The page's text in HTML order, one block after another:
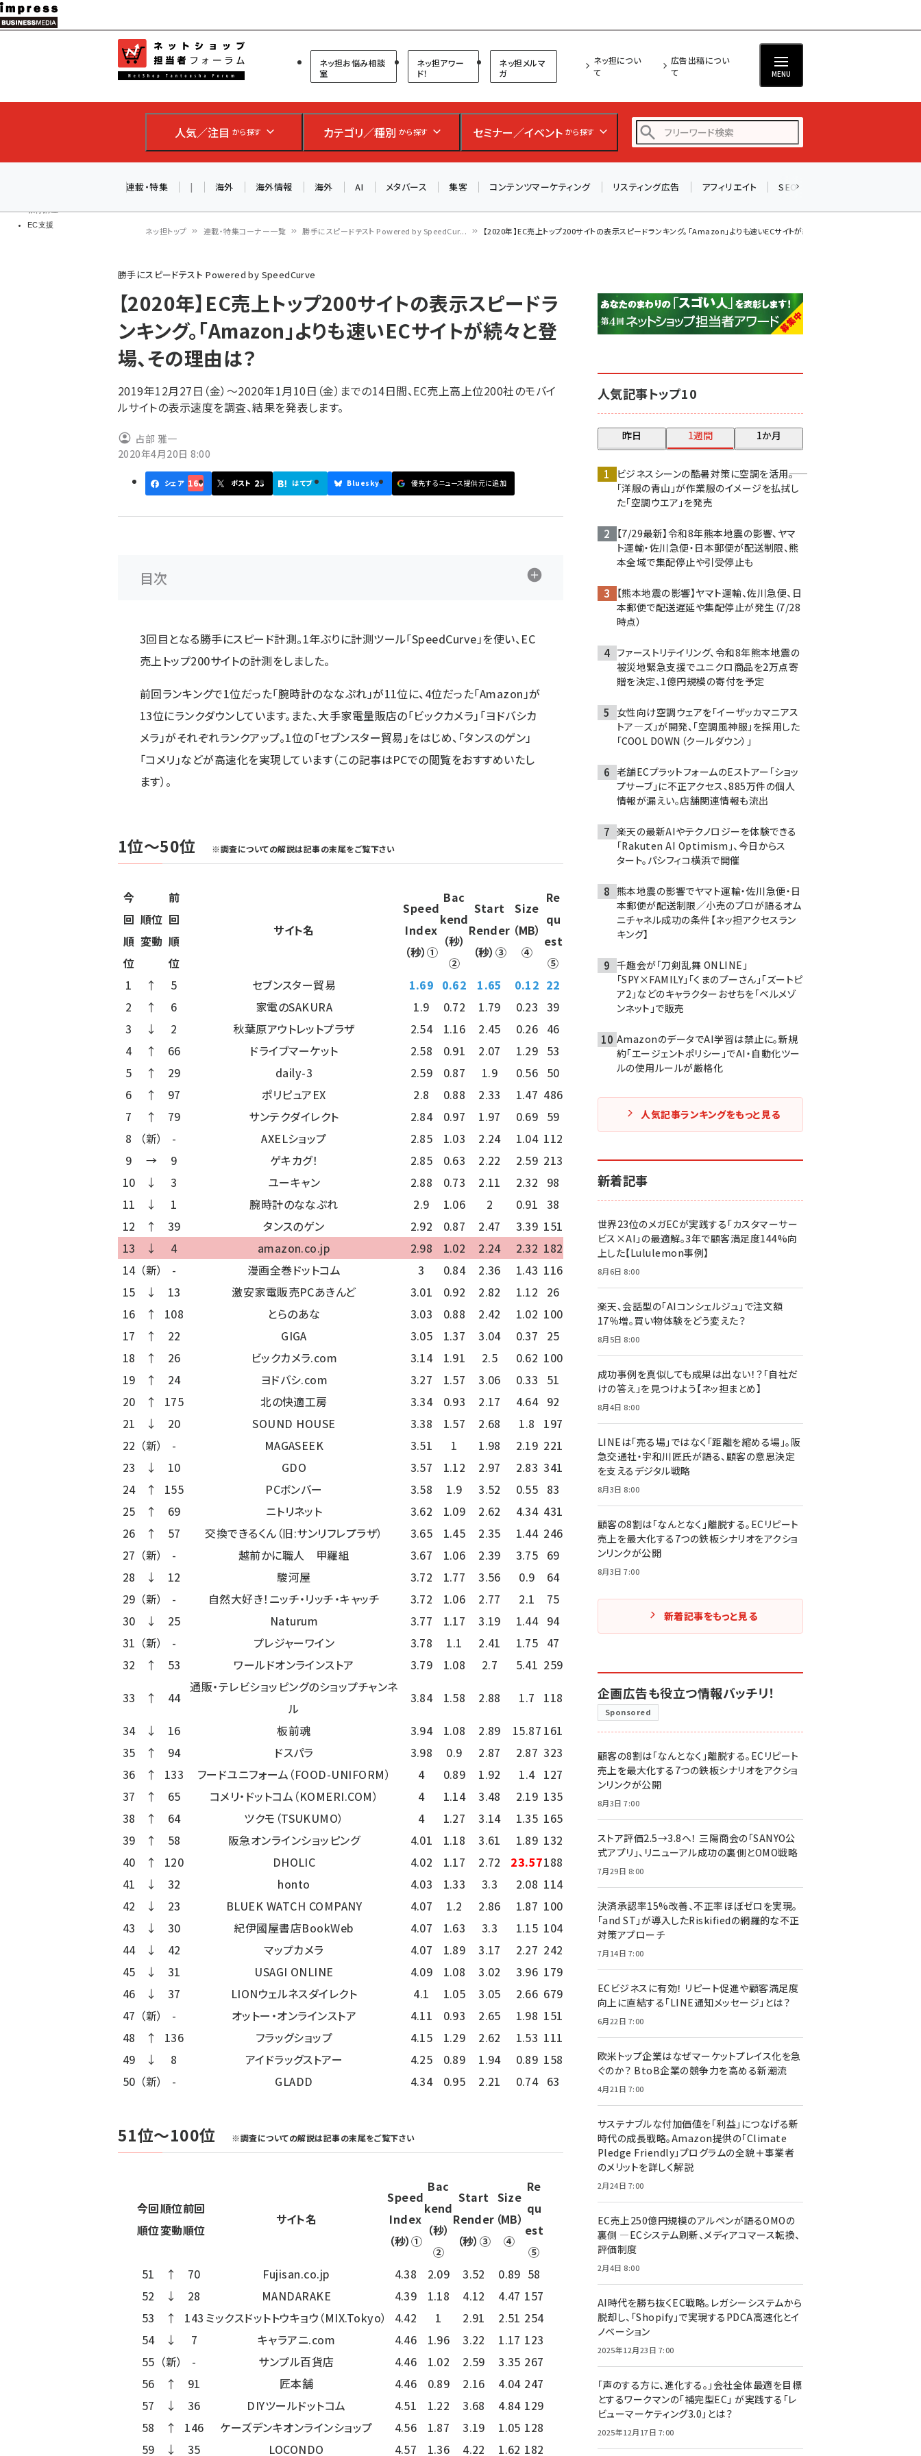
メ
イ
ン
ツ
移
教育講座
EC支援
ネットショップ担当者フォーラム
ネッ担お悩み相談
室
ネッ担アワー
ド！
ネッ担メルマ
ガ
ネッ担につい
て
広告出稿につい
て
MENU
人気／注目 から探す カテゴリ／種別 から探す セミナー／イベント から探す
アスクル (1118)
base (1071)
連載・特集 | 海外 海外情報 海外 AI メタバース 集客 コンテンツマーケティング リスティング広告 アフィリエイト SEO
ン
く
ず
ネッ担トップ 連載・特集コーナー一覧 勝手にスピードテスト Powered by SpeedCur... 【2020年】EC売上トップ200サイトの表示スピードランキング。「Amazon」よりも速いECサイトが続々と登場、その...
勝手にスピードテスト Powered by SpeedCurve
【2020年】EC売上トップ200サイトの表示スピードラ
ンキング。「Amazon」よりも速いECサイトが続々と登
場、その理由は？
2019年12月27日（金）～2020年1月10日（金）までの14日間、EC売上高上位200社のモバイ
ルサイトの表示速度を調査、結果を発表します。
占部 雅一
2020年4月20日 8:00
シェア 166 ポスト 23 はてブ Bluesky 優先するニュース提供元に追加
目次
3回目となる勝手にスピード計測。1年ぶりに計測ツール「SpeedCurve」を使い、EC
売上トップ200サイトの計測をしました。
前回ランキングで1位だった「腕時計のななぷれ」が11位に、4位だった「Amazon」が
13位にランクダウンしています。また、大手家電量販店の「ビックカメラ」「ヨドバシカ
メラ」がそれぞれランクアップ。1位の「セブンスター貿易」をはじめ、「タンスのゲン」
「コメリ」などが高速化を実現しています（この記事はPCでの閲覧をおすすめいたし
ます）。
1位～50位 ※調査についての解説は記事の末尾をご覧下さい
今
回
順
位
順位
変動
前
回
順
位
サイト名
Speed
Index
（秒）①
Bac
kend
（秒）
②
Start
Render
（秒）③
Size
（MB）
④
Re
qu
est
⑤
1
↑ 5 セブンスター貿易 1.69 0.62 1.65 0.12 22
2
↑ 6 家電のSAKURA 1.9 0.72 1.79 0.23 39
3
↓ 2 秋葉原アウトレットプラザ 2.54 1.16 2.45 0.26 46
4
↑ 66 ドライブマーケット 2.58 0.91 2.07 1.29 53
5
↑ 29 daily-3 2.59 0.87 1.9 0.56 50
6
↑ 97 ポリピュアEX 2.8 0.88 2.33 1.47 486
7
↑ 79 サンテクダイレクト 2.84 0.97 1.97 0.69 59
8
（新） - AXELショップ 2.85 1.03 2.24 1.04 112
9
→ 9 ゲキカグ！ 2.85 0.63 2.22 2.59 213
10
↓ 3 ユーキャン 2.88 0.73 2.11 2.32
98
11
↓ 1 腕時計のななぷれ 2.9 1.06 2 0.91 38
12
↑ 39 タンスのゲン 2.92 0.87 2.47 3.39 151
13
↓ 4 amazon.co.jp 2.98 1.02 2.24 2.32 182
14 （新） - 漫画全巻ドットコム 3 0.84 2.36 1.43 116
15
↓ 13 激安家電販売PCあきんど 3.01 0.92 2.82 1.12
26
16
↑ 108 とらのあな 3.03 0.88 2.42 1.02 100
17
↑ 22 GIGA 3.05 1.37 3.04 0.37
25
18
↑ 26 ビックカメラ.com 3.14 1.91 2.5 0.62 100
19
↑ 24 ヨドバシ.com 3.27 1.57 3.06 0.33
51
20
↑ 175 北の快適工房 3.34 0.93 2.17 4.64 92
21
↓ 20 SOUND HOUSE 3.38 1.57 2.68 1.8
197
22 （新） - MAGASEEK 3.51 1 1.98 2.19 221
23
↓ 10 GDO 3.57 1.12 2.97 2.83 341
24
↑ 155 PCボンバー 3.58 1.9 3.52 0.55 83
25
↑ 69 ニトリネット 3.62 1.09 2.62 4.34 431
26
↑ 57 交換できるくん（旧:サンリフレプラザ） 3.65 1.45 2.35 1.44 246
27 （新） - 越前かに職人 甲羅組 3.67 1.06 2.39 3.75 69
28
↓ 12 駿河屋 3.72 1.77 3.56 0.9
64
29 （新） - 自然大好き！ニッチ・リッチ・キャッチ 3.72 1.06 2.77 2.1
75
30
↓ 25 Naturum 3.77 1.17 3.19 1.44 94
31 （新） - プレジャーワイン 3.78 1.1 2.41 1.75 47
32
↑ 53 ワールドオンラインストア 3.79 1.08 2.7 5.41 259
33
↑ 44
通販・テレビショッピングのショップチャンネ
ル
3.84 1.58 2.88 1.7
118
34
↓ 16 板前魂 3.94 1.08 2.89 15.87 161
35
↑ 94 ドスパラ 3.98 0.9 2.87 2.87 323
36
↑ 133 フードユニフォーム（FOOD-UNIFORM） 4 0.89 1.92 1.4 127
37
↑ 65 コメリ・ドットコム（KOMERI.COM） 4 1.14 3.48 2.19 135
38
↑ 64 ツクモ（TSUKUMO） 4 1.27 3.14 1.35 165
39
↑ 58 阪急オンラインショッピング 4.01 1.18 3.61 1.89 132
40
↑ 120 DHOLIC 4.02 1.17 2.72 23.57188
41
↓ 32 honto 4.03 1.33 3.3 2.08 114
42
↓ 23 BLUEK WATCH COMPANY 4.07 1.2 2.86 1.87 100
43
↓ 30 紀伊國屋書店BookWeb 4.07 1.63 3.3 1.15 104
44
↓ 42 マップカメラ 4.07 1.89 3.17 2.27 242
45
↓ 31 USAGI ONLINE 4.09 1.08 3.02 3.96 179
46
↓ 37 LIONウェルネスダイレクト 4.1 1.05 3.05 2.66 679
47 （新） - オットー・オンラインストア 4.11 0.93 2.65 1.98 151
48
↑ 136 フラッグショップ 4.15 1.29 2.62 1.53 111
49
↓ 8 アイドラッグストアー 4.25 0.89 1.94 0.89 158
50 （新） - GLADD 4.34 0.95 2.21 0.74 63
51位～100位 ※調査についての解説は記事の末尾をご覧下さい
今回
順位
順位
変動
前回
順位
サイト名
Speed
Index
（秒）①
Bac
kend
（秒）
②
Start
Render
（秒）③
Size
（MB）
④
Re
qu
est
⑤
51
↑ 70 Fujisan.co.jp 4.38 2.09 3.52 0.89 58
52
↓ 28 MANDARAKE 4.39 1.18 4.12 4.47 157
53
↑ 143 ミックスドットトウキョウ（MIX.Tokyo） 4.42 1 2.91 2.51 254
54
↓ 7 キャラアニ.com 4.46 1.96 3.22 1.17 123
55 （新） - サンプル百貨店 4.46 1.02 2.59 3.35 267
56
↑ 91 匠本舗 4.46 0.89 2.16 4.04 247
57
↓ 36 DIYツールドットコム 4.51 1.22 3.68 4.84 129
58
↑ 146 ケーズデンキオンラインショップ 4.56 1.87 3.19 1.05 128
59
↓ 35 LOCONDO 4.57 1.36 4.22 1.62 182
人気記事トップ10
昨日 1週間 1か月
ビジネスシーンの酷暑対策に空調を活用――。
「洋服の青山」が作業服のイメージを払拭し
た「空調ウエア」を発売
【7/29最新】令和8年熊本地震の影響、ヤマ
ト運輸・佐川急便・日本郵便が配送制限、熊
本全域で集配停止や引受停止も
【熊本地震の影響】ヤマト運輸、佐川急便、日
本郵便で配送遅延や集配停止が発生（7/28
時点）
ファーストリテイリング、令和8年熊本地震の
被災地緊急支援でユニクロ商品を2万点寄
贈を決定、1億円規模の寄付を予定
女性向け空調ウェアを「イーザッカマニアス
トア―ズ」が開発、「空調風神服」を採用した
「COOL DOWN（クールダウン）」
老舗ECプラットフォームのEストアー「ショッ
プサーブ」に不正アクセス、885万件の個人
情報が漏えい。店舗関連情報も流出
楽天の最新AIやテクノロジーを体験できる
「Rakuten AI Optimism」、今日からス
タート。パシフィコ横浜で開催
熊本地震の影響でヤマト運輸・佐川急便・日
本郵便が配送制限／小売のプロが語るオム
ニチャネル成功の条件【ネッ担アクセスラン
キング】
千趣会が「刀剣乱舞 ONLINE」
「SPY×FAMILY」「くまのプーさん」「ズートピ
ア2」などのキャラクターおせちを「ベルメゾ
ンネット」で販売
AmazonのデータでAI学習は禁止に。新規
約「エージェントポリシー」でAI・自動化ツー
ルの使用ルールが厳格化
人気記事ランキングをもっと見る
新着記事
世界23位のメガECが実践する「カスタマーサー
ビス×AI」の最適解。3年で顧客満足度144%向
上した【Lululemon事例】
8月6日 8:00
楽天、会話型の「AIコンシェルジュ」で注文額
17％増。買い物体験をどう変えた？
8月5日 8:00
成功事例を真似しても成果は出ない！？「自社だ
けの答え」を見つけよう【ネッ担まとめ】
8月4日 8:00
LINEは「売る場」ではなく「距離を縮める場」。阪
急交通社・宇和川匠氏が語る、顧客の意思決定
を支えるデジタル戦略
8月3日 8:00
顧客の8割は「なんとなく」離脱する。ECリピート
売上を最大化する7つの鉄板シナリオをアクショ
ンリンクが公開
8月3日 7:00
新着記事をもっと見る
企画広告も役立つ情報バッチリ！
Sponsored
顧客の8割は「なんとなく」離脱する。ECリピート
売上を最大化する7つの鉄板シナリオをアクショ
ンリンクが公開
8月3日 7:00
ストア評価2.5→3.8へ！ 三陽商会の「SANYO公
式アプリ」、リニューアル成功の裏側とOMO戦略
7月29日 8:00
決済承認率15%改善、不正率ほぼゼロを実現。
「and ST」が導入したRiskifiedの網羅的な不正
対策アプローチ
7月14日 7:00
ECビジネスに有効！ リピート促進や顧客満足度
向上に直結する「LINE通知メッセージ」とは？
6月22日 7:00
欧米トップ企業はなぜマーケットプレイス化を急
ぐのか？ BtoB企業の競争力を高める新潮流
4月21日 7:00
サステナブルな付加価値を「利益」につなげる新
時代の成長戦略。Amazon提供の「Climate
Pledge Friendly」プログラムの全貌＋事業者
のメリットを詳しく解説
2月24日 7:00
EC売上250億円規模のアルペンが語るOMOの
裏側 ―ECシステム刷新、メディアコマース転換、
評価制度
2月4日 8:00
AI時代を勝ち抜くEC戦略。レガシーシステムから
脱却し、「Shopify」で実現するPDCA高速化とイ
ノベーション
2025年12月23日 7:00
「声のする方に、進化する。」会社全体最適を目標
とするワークマンの「補完型EC」 が実践する「レ
ビューマーケティング3.0」とは？
2025年12月17日 7:00
AIが買い物を代行する時代に打つべき「次の一手」とは？
アルペン、オイシックス、元UA責任者が登壇のリアルECセ
ミナー（8/26＠東京）【交流会も実施】
参加登録はこちら↑